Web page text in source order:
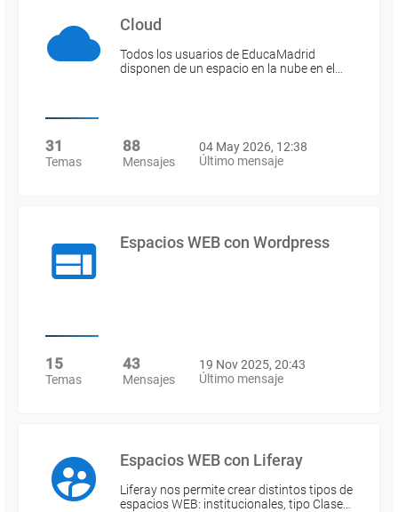
Cloud
Todos los usuarios de EducaMadrid
disponen de un espacio en la nube en el…
31
Temas
88
Mensajes
04 May 2026, 12:38
Último mensaje
Espacios WEB con Wordpress
15
Temas
43
Mensajes
19 Nov 2025, 20:43
Último mensaje
Espacios WEB con Liferay
Liferay nos permite crear distintos tipos de
espacios WEB: institucionales, tipo Clase…